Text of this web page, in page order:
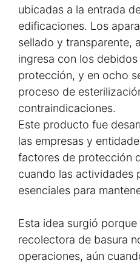
ubicadas a la entrada
edificaciones. Los
sellado y transparente,
ingresa con los
protección, y en ocho
proceso de
contraindicaciones.
Este producto fue
las empresas y
factores de protección
cuando las actividades
esenciales para
Esta idea surgió porque
recolectora de basura
operaciones, aún